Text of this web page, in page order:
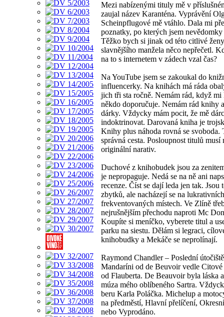
Mezi nabízenými tituly mě v
zaujal název Karanténa. Vyprávění
Scheinpflugové mě vtáhlo. Dala mi
poznatky, po kterých jsem
Těžko bych si jinak od této citlivé
slavnějšího manžela něco nepřečetl.
na to s internetem v zádech vzal čas?
Na YouTube jsem se zakoukal do
influencerky. Na knihách má ráda
jich tři sta ročně. Nemám rád, když
někdo doporučuje. Nemám rád knihy
dárky. Vždycky mám pocit, že mě
indoktrinovat. Darovaná kniha je
Knihy plus náhoda rovná se svoboda.
správná cesta. Posloupnost titulů musí
originální narativ.
Duchové z knihobudek jsou za
je nepropaguje. Nedá se na ně ani
recenze. Číst se dají leda jen tak. Jsou
zbytků, ale nacházejí se na
frekventovaných místech. Ve Zlíně
nejrušnějším přechodu naproti Mc
Koupíte si meníčko, vyberete titul a
parku na siestu. Dělám si legraci,
knihobudky a Mekáče se neprolínají.
Raymond Chandler – Poslední
Mandaríni od de Beuvoir vedle
od Flauberta. De Beauvoir byla láska
múza mého oblíbeného Sartra.
beru Karla Poláčka. Michelup a
na předměstí, Hlavní přelíčení,
nebo Vyprodáno.